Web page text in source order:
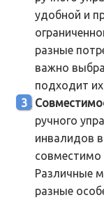
удобной и
разные
важно
подходит
ручного
инвалидов
Различные
разные